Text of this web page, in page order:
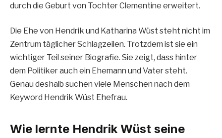
durch die Geburt von Tochter Clementine erweitert.
Die Ehe von Hendrik und Katharina Wüst steht nicht im
Zentrum täglicher Schlagzeilen. Trotzdem ist sie ein
wichtiger Teil seiner Biografie. Sie zeigt, dass hinter
dem Politiker auch ein Ehemann und Vater steht.
Genau deshalb suchen viele Menschen nach dem
Keyword Hendrik Wüst Ehefrau.
Wie lernte Hendrik Wüst seine